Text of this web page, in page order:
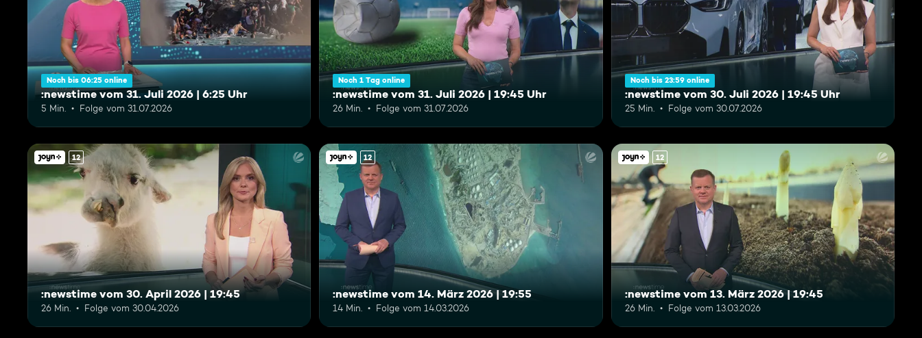
Noch bis 06:25 online
:newstime vom 31. Juli 2026 | 6:25 Uhr
5 Min. Folge vom 31.07.2026
Noch 1 Tag online
:newstime vom 31. Juli 2026 | 19:45 Uhr
26 Min. Folge vom 31.07.2026
Noch bis 23:59 online
:newstime vom 30. Juli 2026 | 19:45 Uhr
25 Min. Folge vom 30.07.2026
12
:newstime vom 30. April 2026 | 19:45
26 Min. Folge vom 30.04.2026
12
:newstime vom 14. März 2026 | 19:55
14 Min. Folge vom 14.03.2026
12
:newstime vom 13. März 2026 | 19:45
26 Min. Folge vom 13.03.2026